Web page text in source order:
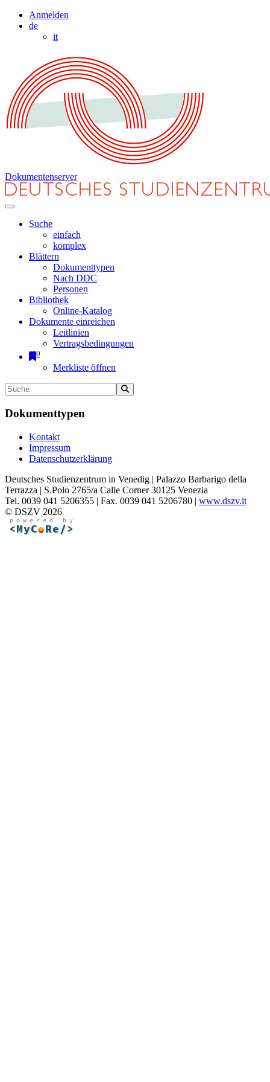
Anmelden
de
it
Dokumentenserver
Suche
einfach
komplex
Blättern
Dokumenttypen
Nach DDC
Personen
Bibliothek
Online-Katalog
Dokumente einreichen
Leitlinien
Vertragsbedingungen
0
Merkliste öffnen
Dokumenttypen
Kontakt
Impressum
Datenschutzerklärung
Deutsches Studienzentrum in Venedig | Palazzo Barbarigo della
Terrazza | S.Polo 2765/a Calle Corner 30125 Venezia
Tel. 0039 041 5206355 | Fax. 0039 041 5206780 | www.dszv.it
© DSZV 2026